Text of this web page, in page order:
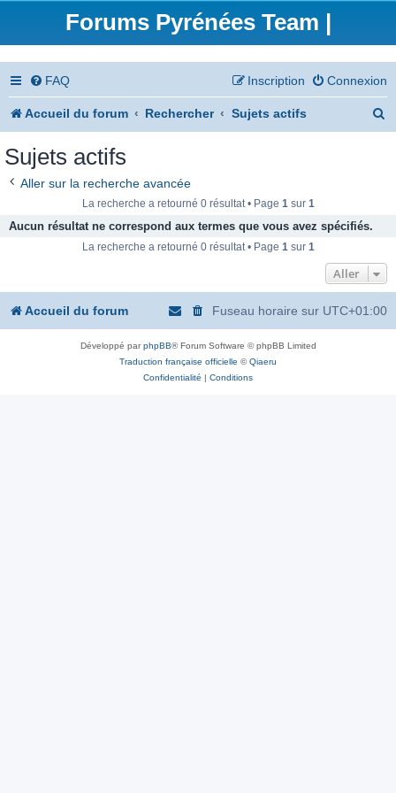
Forums Pyrénées Team |
FAQ Connexion
Inscription
Accueil du forum Rechercher Sujets actifs
e
Sujets actifs
Aller sur la recherche avancée
La recherche a retourné 0 résultat • Page 1sur 1
Aucun résultat ne correspond aux termes que vous avez spécifiés.
La recherche a retourné 0 résultat • Page 1sur 1
Aller
Accueil du forum Fuseau horaire sur UTC+01:00
Développé parphpBB® Forum Software © phpBB Limited
Traduction française officielle ©Qiaeru
Confidentialité | Conditions